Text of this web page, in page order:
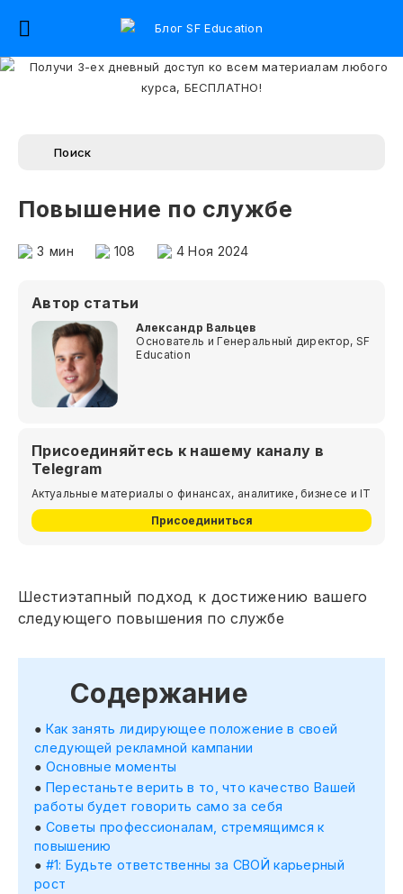
Повышение по службе
3 мин 108 4 Ноя 2024
Автор статьи
Александр Вальцев
Основатель и Генеральный директор, SF
Education
Присоединяйтесь к нашему каналу в
Telegram
Актуальные материалы о финансах, аналитике, бизнесе и IT
Присоединиться
Шестиэтапный подход к достижению вашего
следующего повышения по службе
Содержание
Как занять лидирующее положение в своей
следующей рекламной кампании
Основные моменты
Перестаньте верить в то, что качество Вашей
работы будет говорить само за себя
Советы профессионалам, стремящимся к
повышению
#1: Будьте ответственны за СВОЙ карьерный
рост